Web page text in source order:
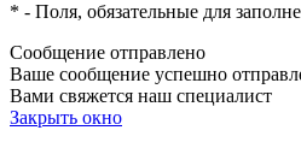
* - Поля, обязательные для
Сообщение отправлено
Ваше сообщение успешно
Вами свяжется наш специалист
Закрыть окно